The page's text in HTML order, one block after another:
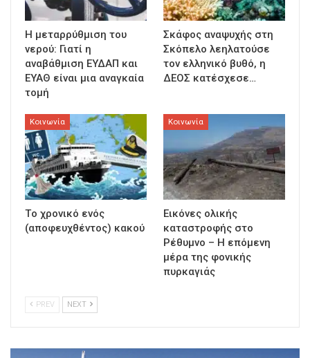
Η μεταρρύθμιση του
νερού: Γιατί η
αναβάθμιση ΕΥΔΑΠ και
ΕΥΑΘ είναι μια αναγκαία
τομή
Σκάφος αναψυχής στη
Σκόπελο λεηλατούσε
τον ελληνικό βυθό, η
ΔΕΟΣ κατέσχεσε…
Κοινωνία
Τo χρονικό ενός
(αποφευχθέντος) κακού
Κοινωνία
Εικόνες ολικής
καταστροφής στο
Ρέθυμνο – Η επόμενη
μέρα της φονικής
πυρκαγιάς
PREV NEXT